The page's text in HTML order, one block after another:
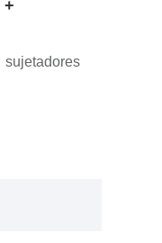
sujetadores